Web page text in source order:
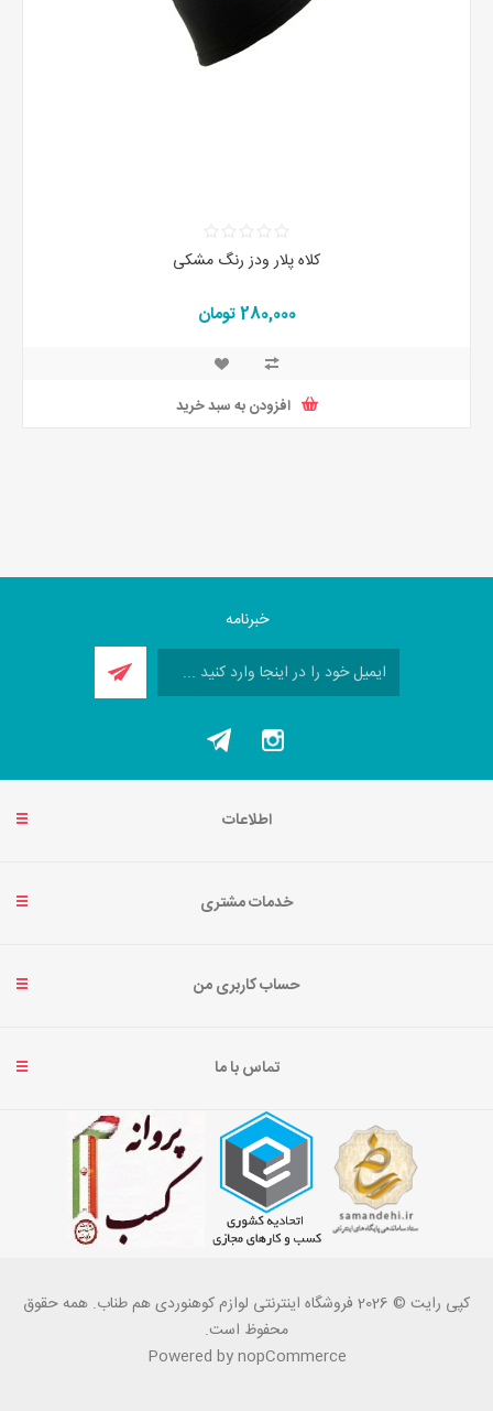
کلاه پلار ودز رنگ مشکی
280,000 تومان
افزودن به سبد خرید
خبرنامه
اطلاعات
خدمات مشتری
حساب کاربری من
تماس با ما
کپی رایت © 2026 فروشگاه اینترنتی لوازم کوهنوردی هم طناب. همه حقوق
محفوظ است.
Powered bynopCommerce